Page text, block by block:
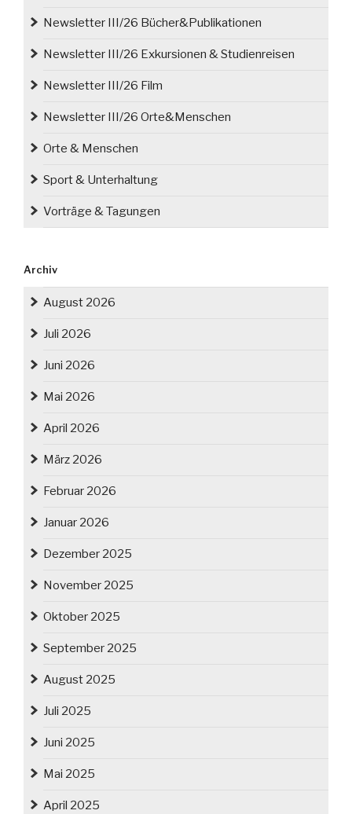
Newsletter III/26 Bücher&Publikationen
Newsletter III/26 Exkursionen & Studienreisen
Newsletter III/26 Film
Newsletter III/26 Orte&Menschen
Orte & Menschen
Sport & Unterhaltung
Vorträge & Tagungen
Archiv
August 2026
Juli 2026
Juni 2026
Mai 2026
April 2026
März 2026
Februar 2026
Januar 2026
Dezember 2025
November 2025
Oktober 2025
September 2025
August 2025
Juli 2025
Juni 2025
Mai 2025
April 2025